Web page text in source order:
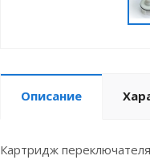
Описание
Картридж